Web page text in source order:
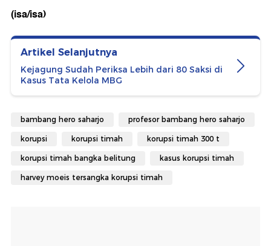
(isa/isa)
Artikel Selanjutnya
Kejagung Sudah Periksa Lebih dari 80 Saksi di
Kasus Tata Kelola MBG
bambang hero saharjo profesor bambang hero saharjo
korupsi korupsi timah korupsi timah 300 t
korupsi timah bangka belitung kasus korupsi timah
harvey moeis tersangka korupsi timah